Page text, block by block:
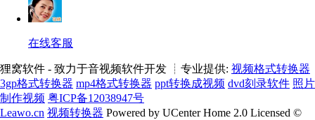
在线客服
狸窝软件 - 致力于音视频软件开发 ┊专业提供: 视频格式转换器
3gp格式转换器 mp4格式转换器 ppt转换成视频 dvd刻录软件 照片
制作视频 粤ICP备12038947号
Leawo.cn 视频转换器 Powered by UCenter Home 2.0 Licensed ©